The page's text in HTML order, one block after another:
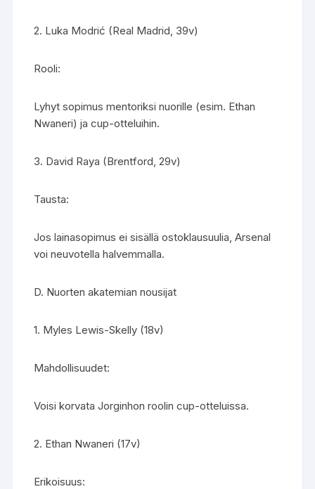
2. Luka Modrić (Real Madrid, 39v)
Rooli:
Lyhyt sopimus mentoriksi nuorille (esim. Ethan
Nwaneri) ja cup-otteluihin.
3. David Raya (Brentford, 29v)
Tausta:
Jos lainasopimus ei sisällä ostoklausuulia, Arsenal
voi neuvotella halvemmalla.
D. Nuorten akatemian nousijat
1. Myles Lewis-Skelly (18v)
Mahdollisuudet:
Voisi korvata Jorginhon roolin cup-otteluissa.
2. Ethan Nwaneri (17v)
Erikoisuus: